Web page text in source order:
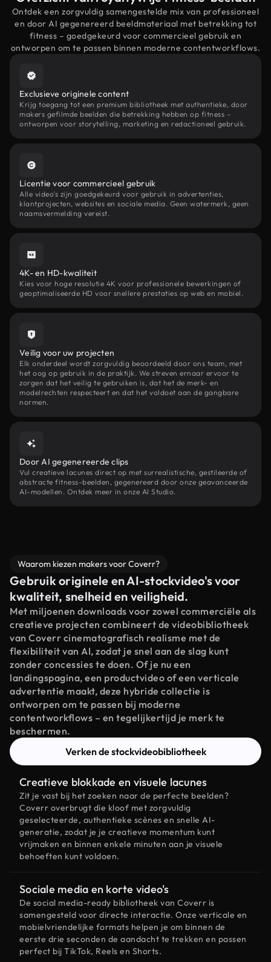
Ontdek een zorgvuldig samengestelde mix van professioneel
en door AI gegenereerd beeldmateriaal met betrekking tot
fitness – goedgekeurd voor commercieel gebruik en
ontworpen om te passen binnen moderne contentworkflows.
Exclusieve originele content
Krijg toegang tot een premium bibliotheek met authentieke, door
makers gefilmde beelden die betrekking hebben op fitness –
ontworpen voor storytelling, marketing en redactioneel gebruik.
Licentie voor commercieel gebruik
Alle video's zijn goedgekeurd voor gebruik in advertenties,
klantprojecten, websites en sociale media. Geen watermerk, geen
naamsvermelding vereist.
4K- en HD-kwaliteit
Kies voor hoge resolutie 4K voor professionele bewerkingen of
geoptimaliseerde HD voor snellere prestaties op web en mobiel.
Veilig voor uw projecten
Elk onderdeel wordt zorgvuldig beoordeeld door ons team, met
het oog op gebruik in de praktijk. We streven ernaar ervoor te
zorgen dat het veilig te gebruiken is, dat het de merk- en
modelrechten respecteert en dat het voldoet aan de gangbare
normen.
Door AI gegenereerde clips
Vul creatieve lacunes direct op met surrealistische, gestileerde of
abstracte fitness-beelden, gegenereerd door onze geavanceerde
AI-modellen. Ontdek meer in onze AI Studio.
Waarom kiezen makers voor Coverr?
Gebruik originele en AI-stockvideo's voor
kwaliteit, snelheid en veiligheid.
Met miljoenen downloads voor zowel commerciële als
creatieve projecten combineert de videobibliotheek
van Coverr cinematografisch realisme met de
flexibiliteit van AI, zodat je snel aan de slag kunt
zonder concessies te doen. Of je nu een
landingspagina, een productvideo of een verticale
advertentie maakt, deze hybride collectie is
ontworpen om te passen bij moderne
contentworkflows – en tegelijkertijd je merk te
beschermen.
Verken de stockvideobibliotheek
Creatieve blokkade en visuele lacunes
Zit je vast bij het zoeken naar de perfecte beelden?
Coverr overbrugt die kloof met zorgvuldig
geselecteerde, authentieke scènes en snelle AI-
generatie, zodat je je creatieve momentum kunt
vrijmaken en binnen enkele minuten aan je visuele
behoeften kunt voldoen.
Sociale media en korte video's
De social media-ready bibliotheek van Coverr is
samengesteld voor directe interactie. Onze verticale en
mobielvriendelijke formats helpen je om binnen de
eerste drie seconden de aandacht te trekken en passen
perfect bij TikTok, Reels en Shorts.